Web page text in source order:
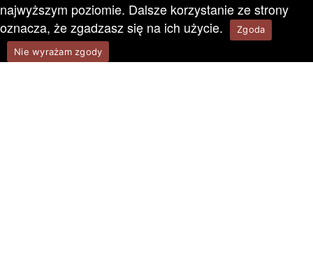
najwyższym poziomie. Dalsze korzystanie ze strony
oznacza, że zgadzasz się na ich użycie.
Zgoda
Nie wyrażam zgody